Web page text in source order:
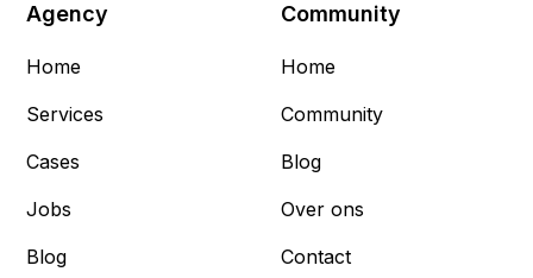
Agency
Home
Services
Cases
Jobs
Blog
Community
Home
Community
Blog
Over ons
Contact